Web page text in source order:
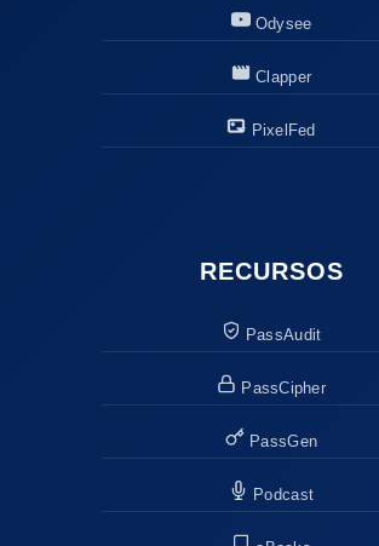
Odysee
Clapper
PixelFed
RECURSOS
PassAudit
PassCipher
PassGen
Podcast